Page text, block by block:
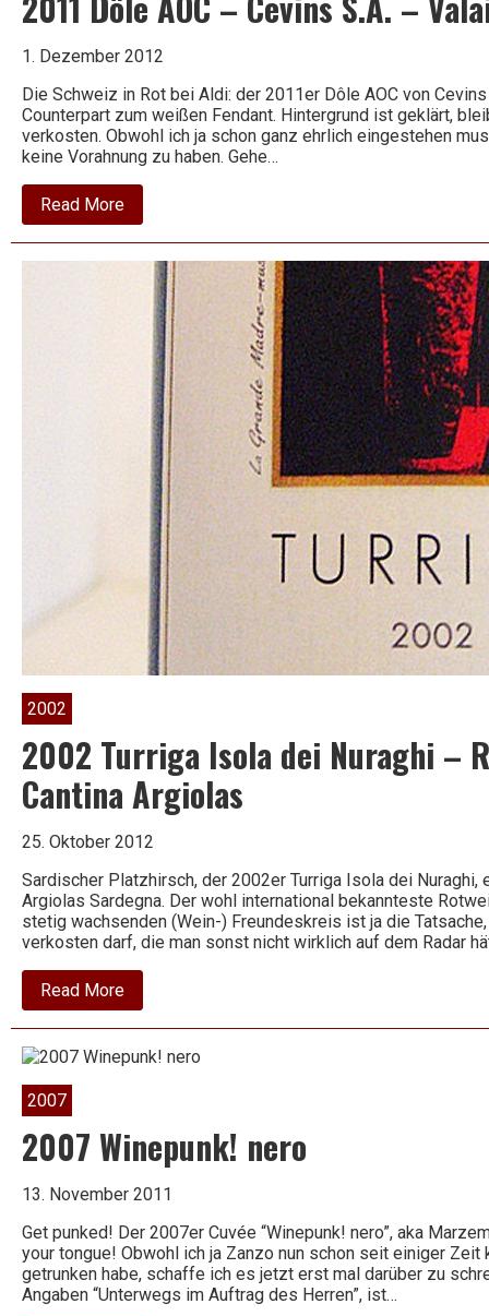
1. Dezember 2012
Die Schweiz in Rot bei Aldi: der 2011er Dôle AOC von
Counterpart zum weißen Fendant. Hintergrund ist geklärt,
verkosten. Obwohl ich ja schon ganz ehrlich eingestehen
keine Vorahnung zu haben. Gehe…
Read Moreabout
2011
Dôle
Cevins
Valais
2002
2002 Turriga Isola dei Nuraghi –
Cantina Argiolas
25. Oktober 2012
Sardischer Platzhirsch, der 2002er Turriga Isola dei Nuraghi,
Argiolas Sardegna. Der wohl international bekannteste
stetig wachsenden (Wein-) Freundeskreis ist ja die
verkosten darf, die man sonst nicht wirklich auf dem Radar
Read Moreabout
2002
Turriga
dei
Sardinia
–
Argiolas
2007
2007 Winepunk! nero
13. November 2011
Get punked! Der 2007er Cuvée “Winepunk! nero”, aka
your tongue! Obwohl ich ja Zanzo nun schon seit einiger Zeit
getrunken habe, schaffe ich es jetzt erst mal darüber zu
Angaben “Unterwegs im Auftrag des Herren”, ist…